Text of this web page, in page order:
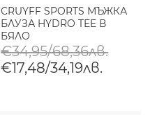
CRUYFF SPORTS МЪЖКА
БЛУЗА HYDRO TEE В
БЯЛО
€34,95/68,36лв.
€17,48/34,19лв.